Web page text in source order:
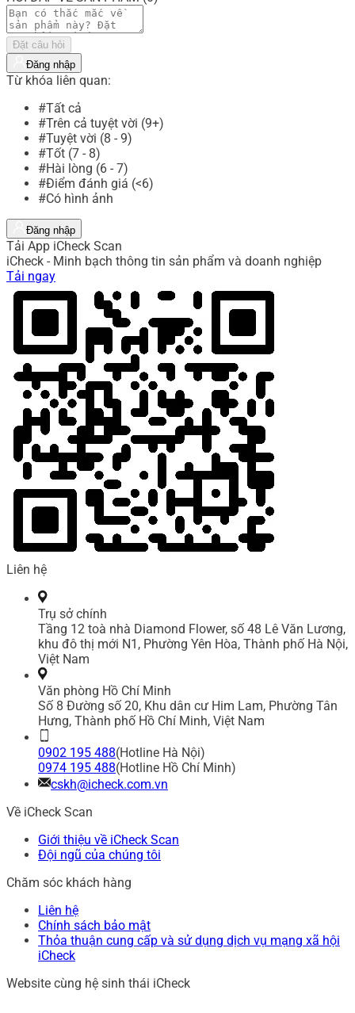
Đặt câu hỏi
Đăng nhập
Từ khóa liên quan:
#Tất cả
#Trên cả tuyệt vời (9+)
#Tuyệt vời (8 - 9)
#Tốt (7 - 8)
#Hài lòng (6 - 7)
#Điểm đánh giá (<6)
#Có hình ảnh
Đăng nhập
Tải App iCheck Scan
iCheck - Minh bạch thông tin sản phẩm và doanh nghiệp
Tải ngay
Liên hệ
Trụ sở chính
Tầng 12 toà nhà Diamond Flower, số 48 Lê Văn Lương,
khu đô thị mới N1, Phường Yên Hòa, Thành phố Hà Nội,
Việt Nam
Văn phòng Hồ Chí Minh
Số 8 Đường số 20, Khu dân cư Him Lam, Phường Tân
Hưng, Thành phố Hồ Chí Minh, Việt Nam
0902 195 488(Hotline Hà Nội)
0974 195 488(Hotline Hồ Chí Minh)
cskh@icheck.com.vn
Về iCheck Scan
Giới thiệu về iCheck Scan
Đội ngũ của chúng tôi
Chăm sóc khách hàng
Liên hệ
Chính sách bảo mật
Thỏa thuận cung cấp và sử dụng dịch vụ mạng xã hội
iCheck
Website cùng hệ sinh thái iCheck